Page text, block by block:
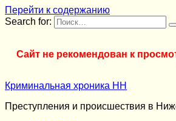
Перейти к содержанию
Search for:
Сайт не рекомендован к
Криминальная хроника НН
Преступления и происшествия в